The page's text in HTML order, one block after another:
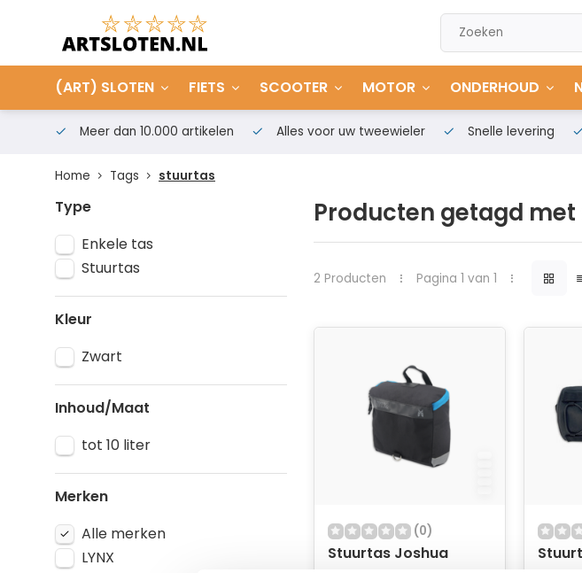
(ART) SLOTEN FIETS SCOOTER MOTOR ONDERHOUD
Meer dan 10.000 artikelen Alles voor uw tweewieler Snelle levering
Home Tags stuurtas
Type
Enkele tas
Stuurtas
Kleur
Zwart
Inhoud/Maat
tot 10 liter
Merken
Alle merken
LYNX
Producten getagd
2 Producten Pagina 1 van 1
(0)
Stuurtas Joshua